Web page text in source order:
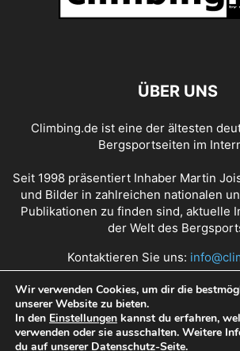
ÜBER UNS
Climbing.de ist eine der ältesten
Bergsportseiten im
Seit 1998 präsentiert Inhaber Martin
und Bilder in zahlreichen nationalen
Publikationen zu finden sind, aktuelle
der Welt des
Kontaktieren Sie uns:
Über Climbing.de RSS Feed
Nutzungsbedingungen Datenschutz
Wir verwenden Cookies, um dir die
unserer Website zu bieten.
In den Einstellungen kannst du erfahren,
verwenden oder sie ausschalten. Weitere
du auf unserer Datenschutz-Seite.